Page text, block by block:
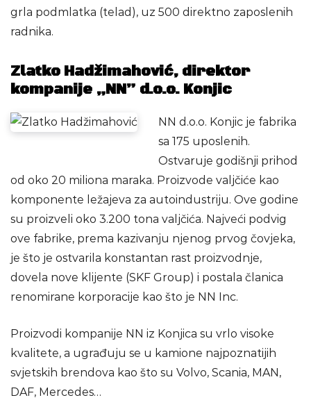
grla podmlatka (telad), uz 500 direktno zaposlenih
radnika.
Zlatko Hadžimahović, direktor
kompanije „NN” d.o.o. Konjic
NN d.o.o. Konjic je fabrika
sa 175 uposlenih.
Ostvaruje godišnji prihod
od oko 20 miliona maraka. Proizvode valjčiće kao
komponente ležajeva za autoindustriju. Ove godine
su proizveli oko 3.200 tona valjčića. Najveći podvig
ove fabrike, prema kazivanju njenog prvog čovjeka,
je što je ostvarila konstantan rast proizvodnje,
dovela nove klijente (SKF Group) i postala članica
renomirane korporacije kao što je NN Inc.
Proizvodi kompanije NN iz Konjica su vrlo visoke
kvalitete, a ugrađuju se u kamione najpoznatijih
svjetskih brendova kao što su Volvo, Scania, MAN,
DAF, Mercedes…